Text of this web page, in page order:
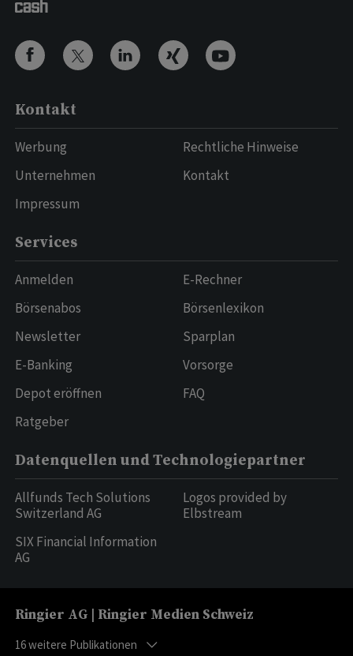
Kontakt
Werbung
Unternehmen
Impressum
Rechtliche Hinweise
Kontakt
Services
Anmelden
Börsenabos
Newsletter
E-Banking
Depot eröffnen
Ratgeber
E-Rechner
Börsenlexikon
Sparplan
Vorsorge
FAQ
Datenquellen und Technologiepartner
Allfunds Tech Solutions
Switzerland AG
SIX Financial Information
AG
Logos provided by
Elbstream
Ringier AG | Ringier Medien Schweiz
16weitere Publikationen